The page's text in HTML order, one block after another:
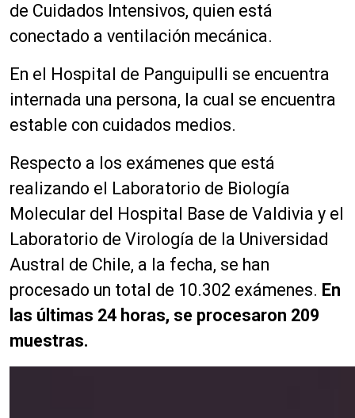
de Cuidados Intensivos, quien está
conectado a ventilación mecánica.
En el Hospital de Panguipulli se encuentra
internada una persona, la cual se encuentra
estable con cuidados medios.
Respecto a los exámenes que está
realizando el Laboratorio de Biología
Molecular del Hospital Base de Valdivia y el
Laboratorio de Virología de la Universidad
Austral de Chile, a la fecha, se han
procesado un total de 10.302 exámenes. En
las últimas 24 horas, se procesaron 209
muestras.